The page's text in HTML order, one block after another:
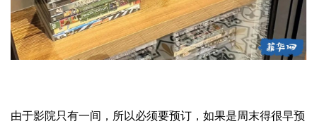
由于影院只有一间，所以必须要预订，如果是周末得很早预